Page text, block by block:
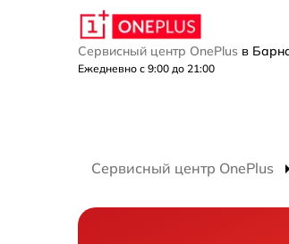
Сервисный центр OnePlus в
Ежедневно с 9:00 до 21:00
Сервисный центр OnePlus